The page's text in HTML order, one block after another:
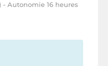
- Autonomie 16 heures